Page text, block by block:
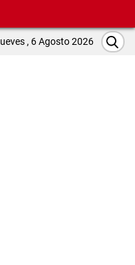
, 6 Agosto 2026